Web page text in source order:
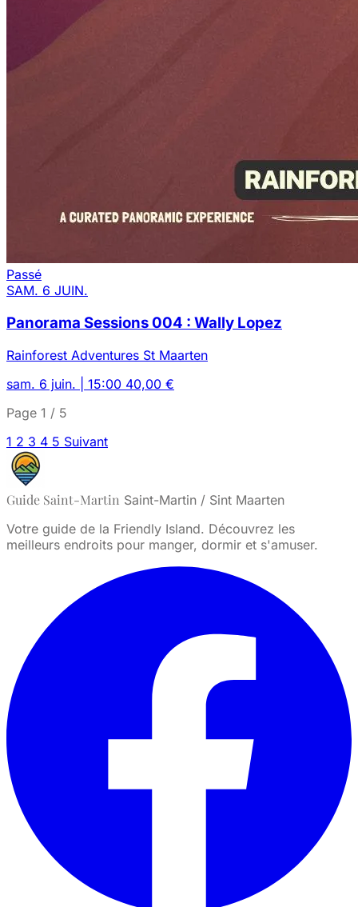
Passé
SAM. 6 JUIN.
Panorama Sessions 004 : Wally Lopez
Rainforest Adventures St Maarten
sam. 6 juin. | 15:00 40,00 €
Page 1 / 5
1 2 3 4 5 Suivant
Guide Saint-Martin Saint-Martin / Sint Maarten
Votre guide de la Friendly Island. Découvrez les
meilleurs endroits pour manger, dormir et s'amuser.